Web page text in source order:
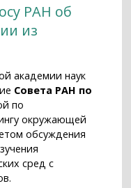
РАН об
из
академии наук
Совета РАН по
по
окружающей
обсуждения
сред с